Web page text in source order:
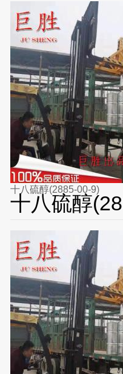
十八硫醇(2885-00-9)
十八硫醇